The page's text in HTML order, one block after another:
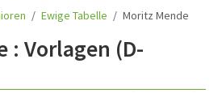
Ewige Tabelle Moritz Mende
: Vorlagen (D-